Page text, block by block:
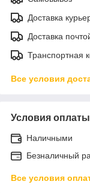
Доставка
Доставка
Транспортная
Все условия
Условия оплаты
Наличными
Безналичный
Все условия